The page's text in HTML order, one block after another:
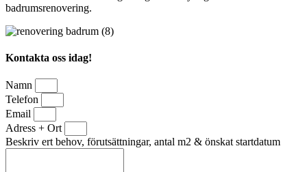
badrumsrenovering.
Kontakta oss idag!
Namn
Telefon
Email
Adress + Ort
Beskriv ert behov, förutsättningar, antal m2 & önskat startdatum